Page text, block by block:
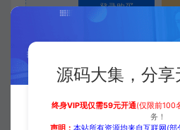
登录购买
收藏 (0) 打赏
源码大集，分享
终身VIP现仅需59元开通(仅限前100
务！
声明：本站所有资源均来自互联网(